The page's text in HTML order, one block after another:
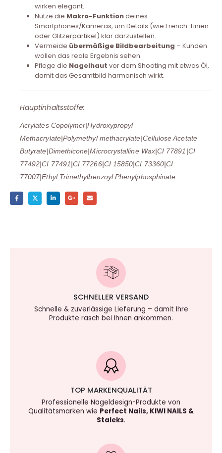
wirken elegant.
Nutze die Makro-Funktiondeines
Smartphones/Kameras, um Details (wie French-Linien
oder Glitzerpartikel) klar darzustellen.
Vermeide übermäßige Bildbearbeitung – Kunden
wollen das reale Ergebnis sehen.
Pflege die Nagelhaut vor dem Shooting mit etwas Öl,
damit das Gesamtbild harmonisch wirkt.
Hauptinhaltsstoffe:
Acrylates Copolymer|Hydroxypropyl
Methacrylate|Polymethyl methacrylate|Cellulose Acetate
Butyrate|Dimethicone|Microcrystalline Wax|CI 77891|CI
77492|CI 77491|CI 77266|CI 15850|CI 73360|CI
77007|Ethyl Trimethylbenzoyl Phenylphosphinate
SCHNELLER VERSAND
Schnelle & zuverlässige Lieferung – damit Ihre
Produkte rasch bei Ihnen ankommen.
TOP MARKENQUALITÄT
Professionelle Nageldesign-Produkte von
Qualitätsmarken wie Perfect Nails, KIWI NAILS &
Staleks.